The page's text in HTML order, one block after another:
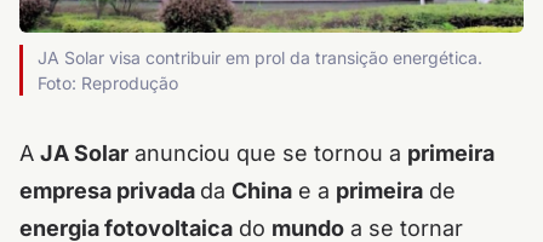
JA Solar visa contribuir em prol da transição energética.
Foto: Reprodução
A JA Solar anunciou que se tornou a primeira
empresa privada da China e a primeira de
energia fotovoltaica do mundo a se tornar